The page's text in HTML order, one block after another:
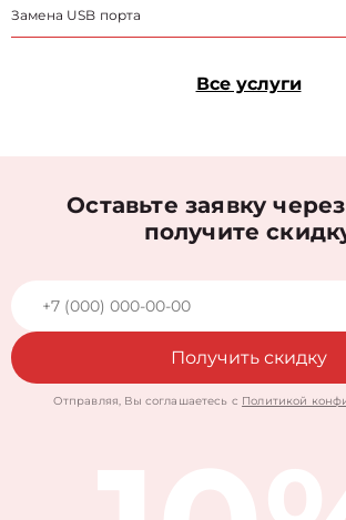
Замена USB порта
Все услуги
Оставьте заявку
получите
Получить скидку
Отправляя, Вы соглашаетесь с Политикой